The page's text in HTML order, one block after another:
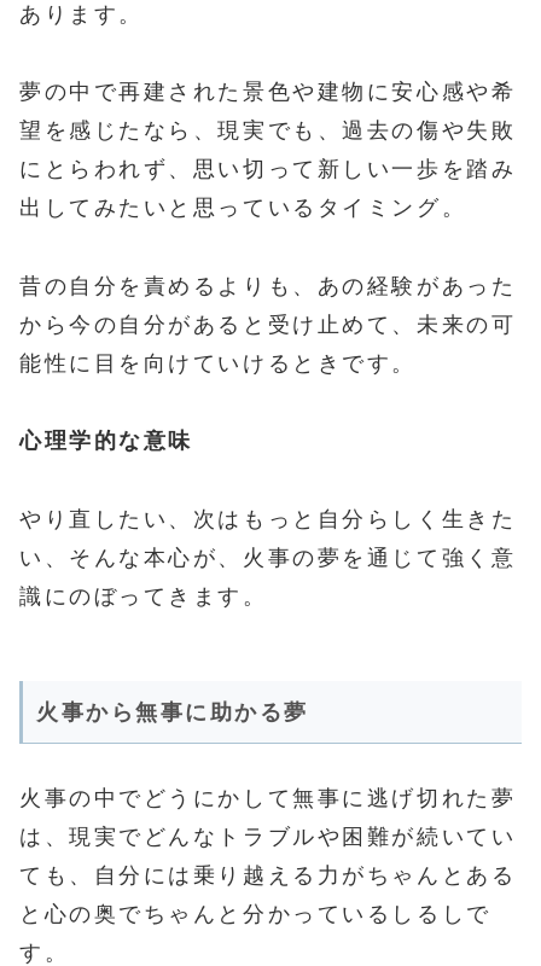
あります。
夢の中で再建された景色や建物に安心感や希
望を感じたなら、現実でも、過去の傷や失敗
にとらわれず、思い切って新しい一歩を踏み
出してみたいと思っているタイミング。
昔の自分を責めるよりも、あの経験があった
から今の自分があると受け止めて、未来の可
能性に目を向けていけるときです。
心理学的な意味
やり直したい、次はもっと自分らしく生きた
い、そんな本心が、火事の夢を通じて強く意
識にのぼってきます。
火事から無事に助かる夢
火事の中でどうにかして無事に逃げ切れた夢
は、現実でどんなトラブルや困難が続いてい
ても、自分には乗り越える力がちゃんとある
と心の奥でちゃんと分かっているしるしで
す。